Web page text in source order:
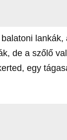
de a szőlő
egy